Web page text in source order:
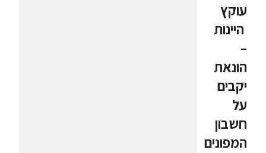
עוקץ
היינות
–
הונאת
יקבים
על
חשבון
המפונים